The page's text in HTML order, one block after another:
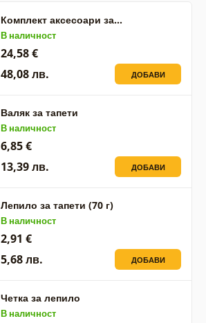
Комплект аксесоари за…
В наличност
24,58 €
48,08 лв.
ДОБАВИ
Валяк за тапети
В наличност
6,85 €
13,39 лв.
ДОБАВИ
Лепило за тапети (70 г)
В наличност
2,91 €
5,68 лв.
ДОБАВИ
Четка за лепило
В наличност